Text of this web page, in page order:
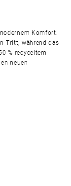
Komfort.
Tritt, während das
% recyceltem
neuen